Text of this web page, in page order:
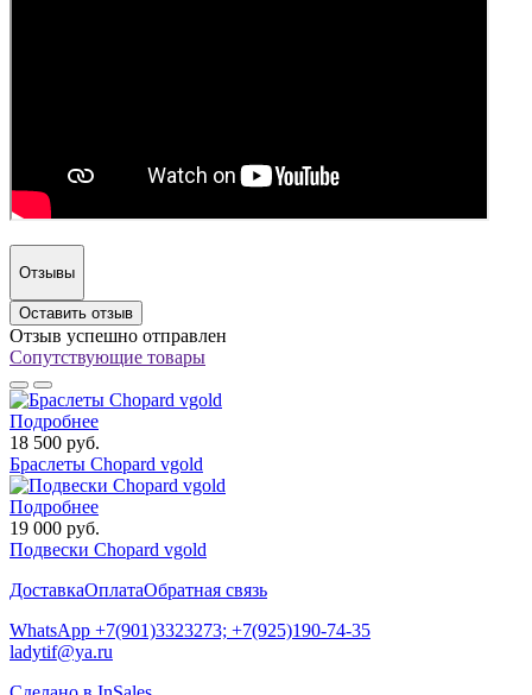
Отзывы
Оставить отзыв
Отзыв успешно отправлен
Сопутствующие товары
Подробнее
18 500 руб.
Браслеты Chopard vgold
Подробнее
19 000 руб.
Подвески Chopard vgold
ДоставкаОплатаОбратная связь
WhatsApp +7(901)3323273; +7(925)190-74-35
ladytif@ya.ru